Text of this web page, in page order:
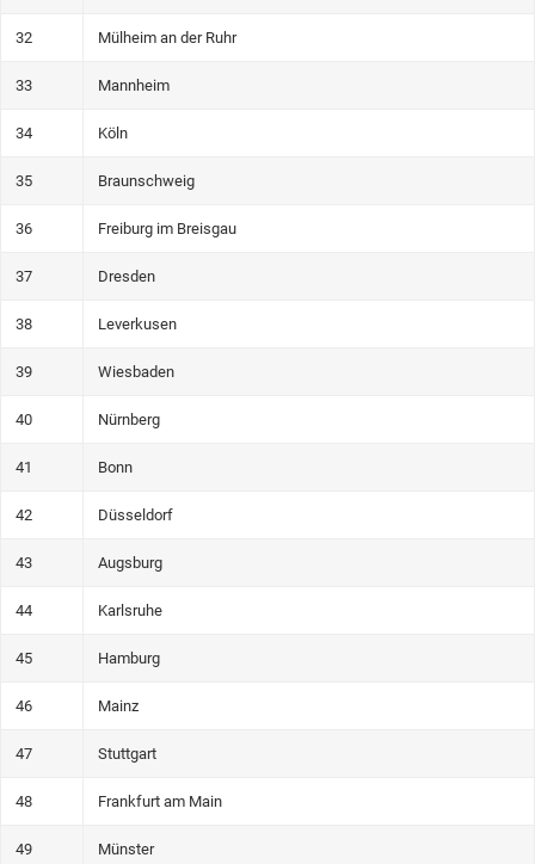
32 Mülheim an der Ruhr
33 Mannheim
34 Köln
35 Braunschweig
36 Freiburg im Breisgau
37 Dresden
38 Leverkusen
39 Wiesbaden
40 Nürnberg
41 Bonn
42 Düsseldorf
43 Augsburg
44 Karlsruhe
45 Hamburg
46 Mainz
47 Stuttgart
48 Frankfurt am Main
49 Münster